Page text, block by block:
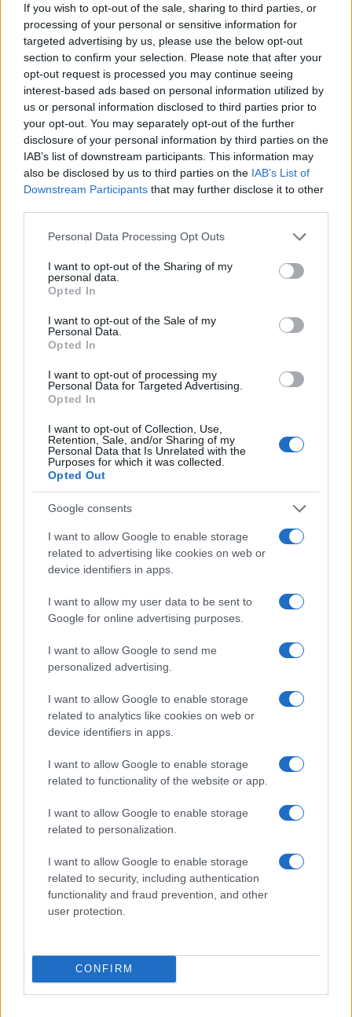
If you wish to opt-out of the sale, sharing to third parties, or
processing of your personal or sensitive information for
targeted advertising by us, please use the below opt-out
section to confirm your selection. Please note that after your
opt-out request is processed you may continue seeing
interest-based ads based on personal information utilized by
us or personal information disclosed to third parties prior to
your opt-out. You may separately opt-out of the further
disclosure of your personal information by third parties on the
IAB’s list of downstream participants. This information may
also be disclosed by us to third parties on the IAB’s List of
Downstream Participants that may further disclose it to other
Please note that this website/app uses one or more Google
not limited to your visit or usage behaviour. You may click to
grant or deny consent to Google and its third-party tags to
use your data for below specified purposes in below Google
consent section.
Personal Data Processing Opt Outs
I want to opt-out of the Sharing of my
personal data.
Opted In
I want to opt-out of the Sale of my
Personal Data.
Opted In
I want to opt-out of processing my
Personal Data for Targeted Advertising.
Opted In
I want to opt-out of Collection, Use,
Retention, Sale, and/or Sharing of my
Personal Data that Is Unrelated with the
Purposes for which it was collected.
Opted Out
Google consents
I want to allow Google to enable storage
related to advertising like cookies on web or
device identifiers in apps.
I want to allow my user data to be sent to
Google for online advertising purposes.
I want to allow Google to send me
personalized advertising.
I want to allow Google to enable storage
related to analytics like cookies on web or
device identifiers in apps.
I want to allow Google to enable storage
related to functionality of the website or app.
I want to allow Google to enable storage
related to personalization.
I want to allow Google to enable storage
related to security, including authentication
functionality and fraud prevention, and other
user protection.
CONFIRM
Mondoe leOlimpiadi Invernali, continuano a
suscitare un forte interesse e a promuovere questo
sport a livello globale. Le nuove generazioni di
pattinatori stanno portando innovazione e
creatività, contribuendo a delineare un futuro
promettente per il pattinaggio su ghiaccio.
AUTORE
Continua a leggere
Come scegliere le scarpe da running donna: comfort
e performance
Marco Tessari · 8 Ago 2026